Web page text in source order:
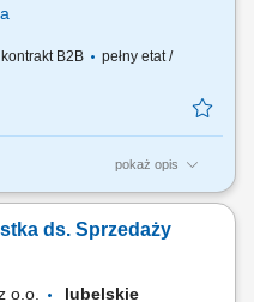
kontrakt B2B
pełny etat /
pokaż opis
biznesu przy wsparciu
spotkań.
ds. Sprzedaży
o.o. lubelskie